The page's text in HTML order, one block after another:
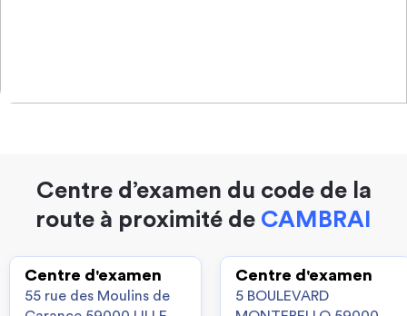
Centre d’examen du code de la
route à proximité de CAMBRAI
Centre d'examen
55 rue des Moulins de
Centre d'examen
5 BOULEVARD